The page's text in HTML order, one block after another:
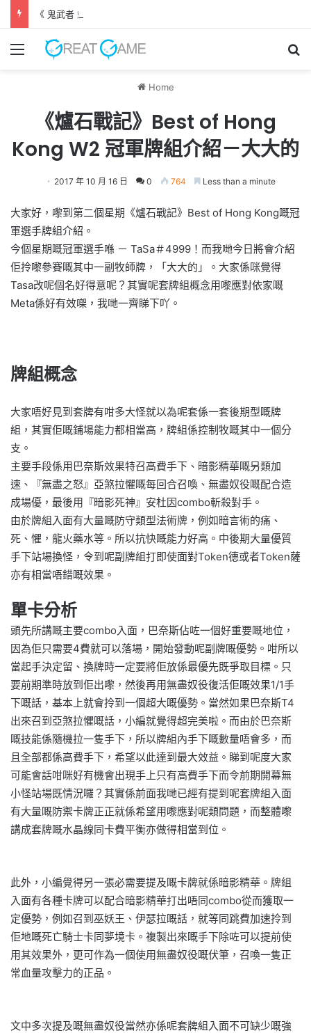
《 鬼武者 劍之道 》 實機試玩報告 源義經將是事件的起源！？
Menu
Home
《爐石戰記》Best of Hong
Kong W2 冠軍牌組介紹－大大的
2017 年 10 月 16 日 0 764 Less than a minute
大家好，嚟到第二個星期《爐石戰記》Best of Hong Kong嘅冠
軍選手牌組介紹。
今個星期嘅冠軍選手喺 － TaSa＃4999！而我哋今日將會介紹
佢拎嚟參賽嘅其中一副牧師牌，「大大的」。大家係咪覺得
Tasa改呢個名好得意呢？其實呢套牌組概念用嚟應對依家嘅
Meta係好有效㗎，我哋一齊睇下吖。
牌組概念
大家唔好見到套牌有咁多大怪就以為呢套係一套後期型嘅牌
組，其實佢嘅鋪場能力都相當高，牌組係控制牧嘅其中一個分
支。
主要手段係用巴奈斯效果特召高費手下、暗影精華嘅另類加
速、『無盡之怒』亞煞拉懼嘅每回合召喚、無盡奴役嘅配合造
成場優，最後用『暗影死神』安杜因combo斬殺對手。
由於牌組入面有大量嘅防守類型法術牌，例如暗言術的痛、
死、懼，龍火藥水等。所以抗快嘅能力好高。中後期大量優質
手下站場換怪，令到呢副牌組打即使面對Token德或者Token薩
亦有相當唔錯嘅效果。
單卡分析
頭先所講嘅主要combo入面，巴奈斯佔咗一個好重要嘅地位，
因為佢只需要4費就可以落場，開始發動呢副牌嘅優勢。咁所以
當起手決定留、換牌時一定要將佢放係最優先既爭取目標。只
要前期準時放到佢出嚟，然後再用無盡奴役復活佢嘅效果1/1手
下嘅話，基本上就會拎到一個超大嘅優勢。當然如果巴奈斯T4
出來召到亞煞拉懼嘅話，小編就覺得超完美啦。而由於巴奈斯
嘅技能係隨機拉一隻手下，所以牌組內手下嘅數量唔會多，而
且全部都係高費手下，希望以此達到最大效益。睇到呢度大家
可能會話咁咪好有機會出現手上只有高費手下而令前期開幕無
小怪站場既情況囉？其實係前面我哋已經有提到呢套牌組入面
有大量嘅防禦卡牌正正就係希望用嚟應對呢類問題，而整體嚟
講成套牌嘅水晶線同卡費平衡亦做得相當到位。
此外，小編覺得另一張必需要提及嘅卡牌就係暗影精華。牌組
入面有各種卡牌可以配合暗影精華打出唔同combo從而獲取一
定優勢，例如召到巫妖王、伊瑟拉嘅話，就等同跳費加速拎到
佢地嘅死亡騎士卡同夢境卡。複製出來嘅手下除咗可以提前使
用其效果外，更可作為一個使用無盡奴役嘅伏筆，召喚一隻正
常血量攻擊力的正品。
文中多次提及嘅無盡奴役當然亦係呢套牌組入面不可缺少嘅強